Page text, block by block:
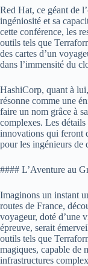
Red Hat, ce géant de
ingéniosité et sa
cette conférence, les
outils tels que
des cartes d’un
dans l’immensité du
HashiCorp, quant à
résonne comme une
faire un nom grâce à
complexes. Les
innovations qui feront
pour les ingénieurs de
#### L’Aventure au
Imaginons un instant
routes de France,
voyageur, doté d’une
épreuve, serait
outils tels que
magiques, capable de
infrastructures